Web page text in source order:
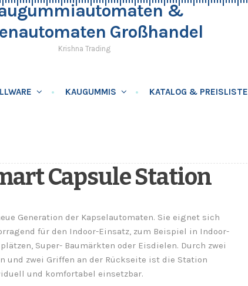
&
Großhandel
Krishna Trading
KAUGUMMIS KATALOG & PREISLISTE
Capsule Station
Generation der Kapselautomaten. Sie eignet sich
für den Indoor-Einsatz, zum Beispiel in Indoor-
Super- Baumärkten oder Eisdielen. Durch zwei
und zwei Griffen an der Rückseite ist die Station
und komfortabel einsetzbar.